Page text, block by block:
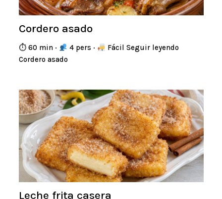
Cordero asado
⏱ 60 min · 4 pers ·
Fácil Seguir leyendo
Cordero asado
Leche frita casera